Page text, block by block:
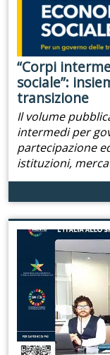
“Corpi
sociale”:
transizione
Il volume
intermedi per
partecipazione
istituzioni,